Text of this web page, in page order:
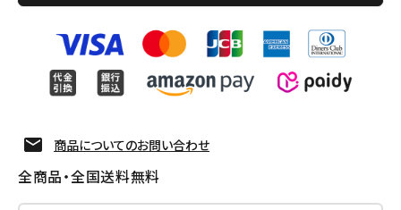
商品についてのお問い合わせ
全商品・全国送料無料